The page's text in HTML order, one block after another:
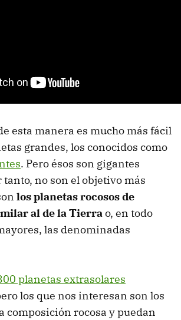
esta manera es mucho más fácil
grandes, los conocidos como
. Pero ésos son gigantes
tanto, no son el objetivo más
los planetas rocosos de
al de la Tierrao, en todo
las denominadas
planetas extrasolares
los que nos interesan son los
composición rocosa y puedan